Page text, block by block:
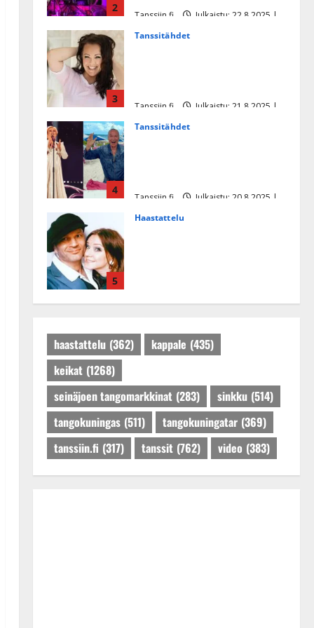
2
Tanssiin.fi
Julkaistu: 22.8.2025 |
3
Tanssitähdet
Tanssiin.fi
Julkaistu: 21.8.2025 |
4
Tanssitähdet
Tanssiin.fi
Julkaistu: 20.8.2025 |
5
Haastattelu
Tanssiin.fi
Julkaistu: 27.4.2025 |
haastattelu (362) kappale (435)
keikat (1268)
seinäjoen tangomarkkinat (283) sinkku (514)
tangokuningas (511) tangokuningatar (369)
tanssiin.fi (317) tanssit (762) video (383)